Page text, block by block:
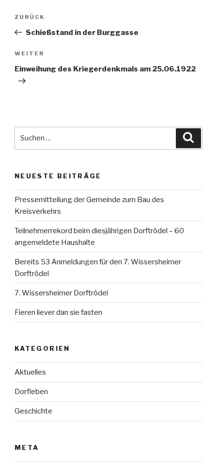
Beitragsnavigation
Vorheriger
Beitrag
ZURÜCK
Schießstand in der Burggasse
Nächster
Beitrag
WEITER
Einweihung des Kriegerdenkmals am 25.06.1922
NEUESTE BEITRÄGE
Pressemitteilung der Gemeinde zum Bau des
Kreisverkehrs
Teilnehmerrekord beim diesjährigen Dorftrödel – 60
angemeldete Haushalte
Bereits 53 Anmeldungen für den 7. Wissersheimer
Dorftrödel
7. Wissersheimer Dorftrödel
Fieren liever dan sie fasten
KATEGORIEN
Aktuelles
Dorfleben
Geschichte
META